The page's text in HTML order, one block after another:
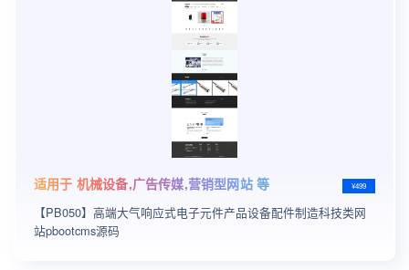
适用于 机械设备,广告传媒,营销型网站 等
【PB050】高端大气响应式电子元件产品设备配件制造科技类网
站pbootcms源码
¥499